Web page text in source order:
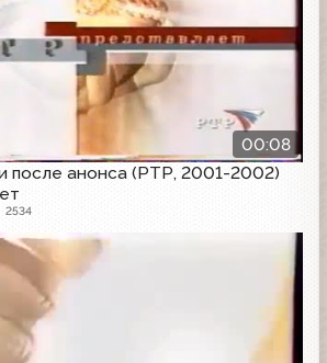
00:08
после анонса (РТР, 2001-2002)
2534